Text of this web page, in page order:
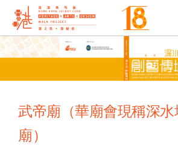
主辦機構
武帝廟（華廟會現稱深水
廟）